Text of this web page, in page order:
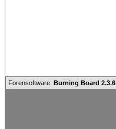
Forensoftware: Burning Board 2.3.6